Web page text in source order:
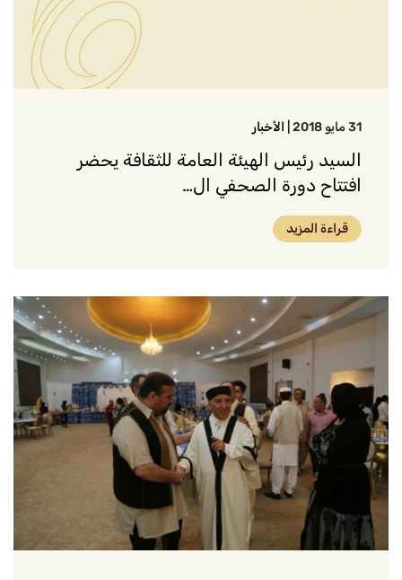
31 مايو 2018 الأخبار
السيد رئيس الهيئة العامة للثقافة يحضر
افتتاح دورة الصحفي ال…
قراءة المزيد